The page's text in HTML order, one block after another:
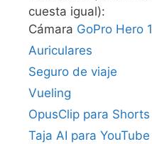
cuesta igual):
Cámara GoPro Hero
Auriculares
Seguro de viaje
Vueling
OpusClip para Shorts
Taja AI para YouTube